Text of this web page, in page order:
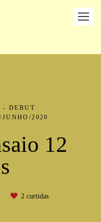
- DEBUT
JUNHO/2020
12
2 curtidas